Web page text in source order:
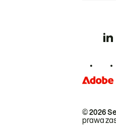
© 2026
prawa